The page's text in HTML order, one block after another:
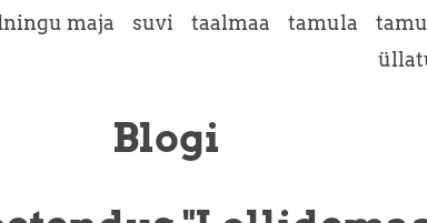
maja suvi taalmaa tamula
Blogi